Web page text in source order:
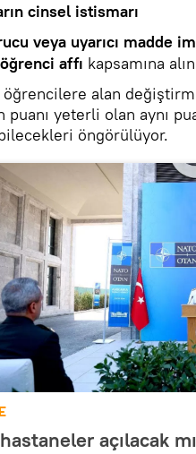
cinsel istismarı
veya uyarıcı madde
öğrenci affı kapsamına
alan
yeterli olan aynı
öngörülüyor.
açılacak